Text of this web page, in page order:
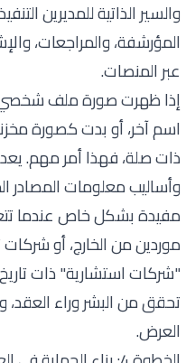
والسير الذاتية للمديرين
المؤرشفة، والمراجعات،
عبر المنصات.
إذا ظهرت صورة ملف
اسم آخر، أو بدت كصورة
ذات صلة، فهذا أمر مهم.
مفيدة بشكل خاص عندما
موردين من الخارج، أو
"شركات استشارية" ذات
تحقق من البشر وراء
العرض.